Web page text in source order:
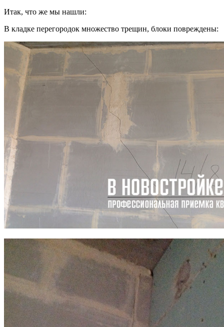
Итак, что же мы нашли:
В кладке перегородок множество трещин, блоки повреждены: